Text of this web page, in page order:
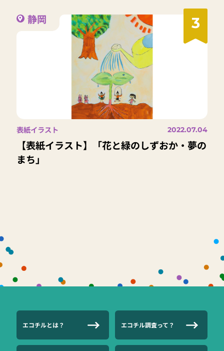
3
静岡
表紙イラスト 2022.07.04
【表紙イラスト】「花と緑のしずおか・夢の
まち」
エコチルとは？ エコチル調査って？